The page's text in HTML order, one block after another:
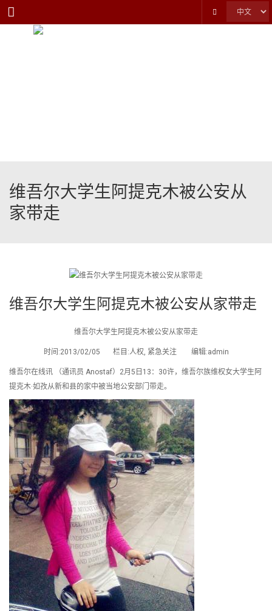
Menu
维吾尔大学生阿提克木被公安从
家带走
维吾尔大学生阿提克木被公安从家带走
维吾尔大学生阿提克木被公安从家带走
时间:2013/02/05 栏目:人权, 紧急关注 编辑:admin
维吾尔在线讯 （通讯员 Anostaf）2月5日13：30许，维吾尔族维权女大学生阿
提克木·如孜从新和县的家中被当地公安部门带走。